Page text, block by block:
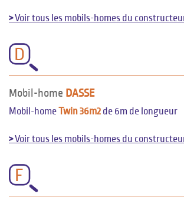
>Voir tous les mobils-homes du
D
Mobil-home DASSE
Mobil-homeTwin 36m2 de 6m de longueur
>Voir tous les mobils-homes du
F